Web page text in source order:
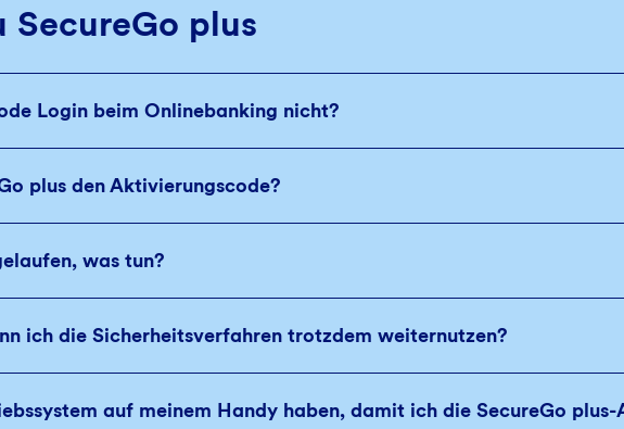
SecureGo plus
Login beim Onlinebanking nicht?
plus den Aktivierungscode?
was tun?
ich die Sicherheitsverfahren trotzdem weiternutzen?
auf meinem Handy haben, damit ich die SecureGo plus-